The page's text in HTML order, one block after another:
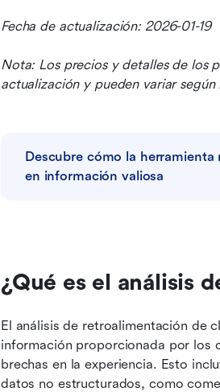
Fecha de actualización: 2026-01-19
Nota: Los precios y detalles de los
actualización y pueden variar
Descubre cómo la
en información valiosa
¿Qué es el análisis
El análisis de retroalimentación de
información proporcionada por los
brechas en la experiencia. Esto
datos no estructurados, como